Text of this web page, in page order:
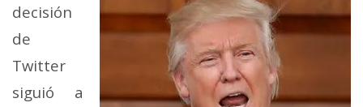
decisión
de
Twitter
siguió a